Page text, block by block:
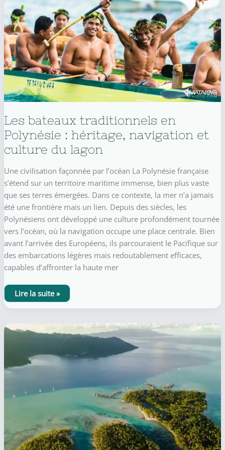
Les bateaux traditionnels en
Polynésie : héritage, navigation et
culture du lagon
Une civilisation façonnée par l’océan La Polynésie française
s’étend sur un territoire maritime immense, bien plus vaste
que ses terres émergées. Dans ce contexte, la mer n’a jamais
été une frontière mais un lien. Depuis des siècles, les
Polynésiens ont développé une culture profondément tournée
vers l’océan, où la navigation occupe une place centrale. Bien
avant l’arrivée des Européens, ils parcouraient le Pacifique sur
des embarcations légères mais redoutablement efficaces,
capables d’affronter la haute mer
Les
bateaux
traditionnels
:
héritage,
culture
du
lagon
Lire la suite »